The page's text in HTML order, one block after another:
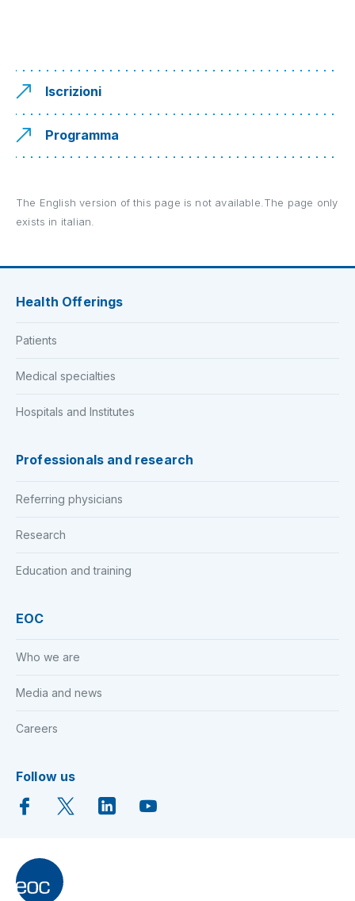
Iscrizioni
Programma
The English version of this page is not available.The page only
exists in italian.
Health Offerings
Patients
Medical specialties
Hospitals and Institutes
Professionals and research
Referring physicians
Research
Education and training
EOC
Who we are
Media and news
Careers
Follow us